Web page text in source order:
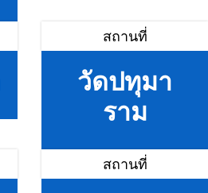
สถานที่
วัดปทุมา
ราม
สถานที่